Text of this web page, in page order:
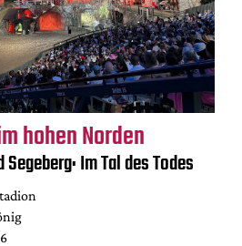
hohen Norden
Im Tal des Todes